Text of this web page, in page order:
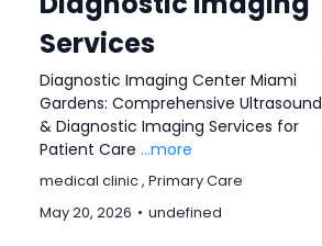
Services
Diagnostic Imaging Center Miami
Gardens: Comprehensive Ultrasound
& Diagnostic Imaging Services for
Patient Care ...more
medical clinic , Primary Care
May 20, 2026 • undefined